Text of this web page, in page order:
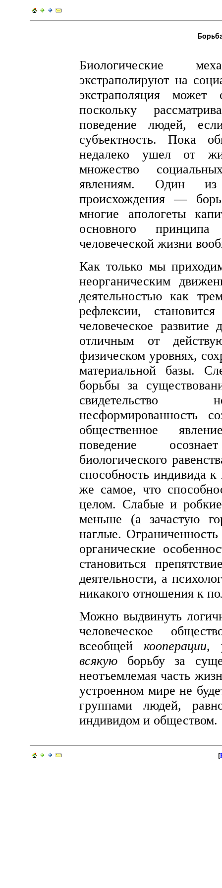
Биологические
экстраполируют на
экстраполяция может
поскольку
поведение людей,
субъектность. Пока
недалеко ушел от
множество
явлениям. Один
происхождения —
многие апологеты
основного
человеческой жизни
Как только мы
неорганическим
деятельностью как
рефлексии,
человеческое
отличным от
физическом уровнях,
материальной базы.
борьбы за
свидетельство
несформированность
общественное
поведение
биологического
способность индивида
же самое, что
целом. Слабые и
меньше (а зачастую
наглые.
органические
становиться
деятельности, а
никакого отношения к
Можно выдвинуть
человеческое
всеобщей кооперации,
всякую борьбу за
неотъемлемая часть
устроенном мире не
группами людей,
индивидом и обществом.
[